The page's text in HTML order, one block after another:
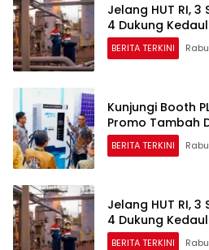
Jelang HUT RI,
4 Dukung
BERITA TERKINI
Kunjungi Booth
Promo Tambah
BERITA TERKINI
Jelang HUT RI,
4 Dukung
BERITA TERKINI